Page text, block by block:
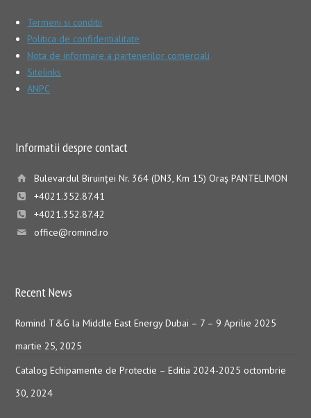
Termeni si conditii
Politica de confidentialitate
Nota de informare a partenerilor comerciali
Sitelinks
ANPC
Informatii despre contact
Bulevardul Biruinţei Nr. 364 (DN3, Km 15) Oraş PANTELIMON
+4021.352.87.41
+4021.352.87.42
office@romind.ro
Recent News
Romind T&G la Middle East Energy Dubai – 7 – 9 Aprilie 2025
martie 25, 2025
Catalog Echipamente de Protectie – Editia 2024-2025 octombrie
30, 2024